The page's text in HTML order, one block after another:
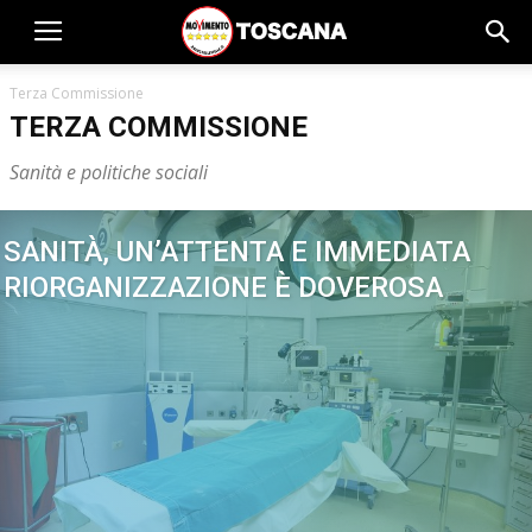
Terza Commissione
TERZA COMMISSIONE
Sanità e politiche sociali
SANITÀ, UN’ATTENTA E IMMEDIATA
RIORGANIZZAZIONE È DOVEROSA